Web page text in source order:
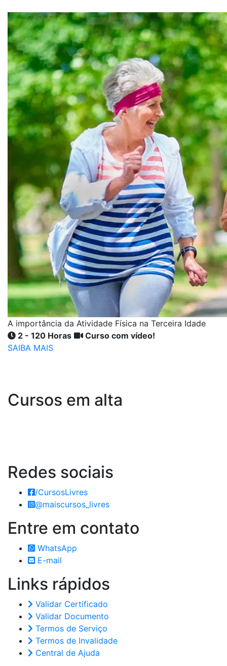
A importância da Atividade Física na Terceira Idade
2 - 120 Horas
Curso com vídeo!
SAIBA MAIS
Cursos em alta
Redes sociais
/CursosLivres
@maiscursos_livres
Entre em contato
WhatsApp
E-mail
Links rápidos
Validar Certificado
Validar Documento
Termos de Serviço
Termos de Invalidade
Central de Ajuda